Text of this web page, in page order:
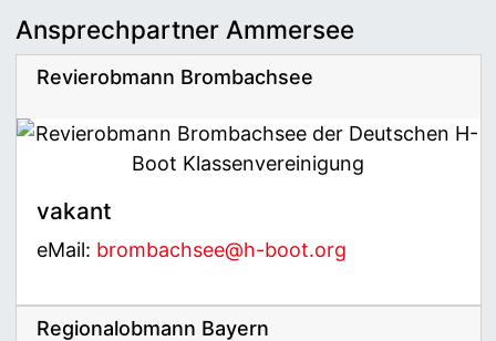
Ansprechpartner Ammersee
Revierobmann Brombachsee
vakant
eMail: brombachsee@h-boot.org
Regionalobmann Bayern